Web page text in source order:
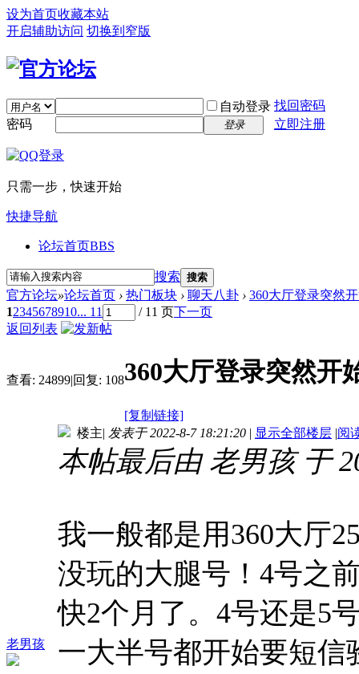
设为首页收藏本站
开启辅助访问 切换到窄版
自动登录 找回密码
密码
登录 立即注册
只需一步，快速开始
快捷导航
论坛首页BBS
搜索 搜索
官方论坛»论坛首页 › 热门板块 › 聊天八卦 › 360大厅登录突然
12345678910... 11 / 11 页下一页
返回列表
查看: 24899|回复: 108360大厅登录突然开
[复制链接]
老男孩
楼主| 发表于 2022-8-7 18:21:20 | 显示全部楼层 |阅
本帖最后由 老男孩 于
我一般都是用360大厅
没玩的大腿号！4号之
快2个月了。4号还是5
一大半号都开始要短信